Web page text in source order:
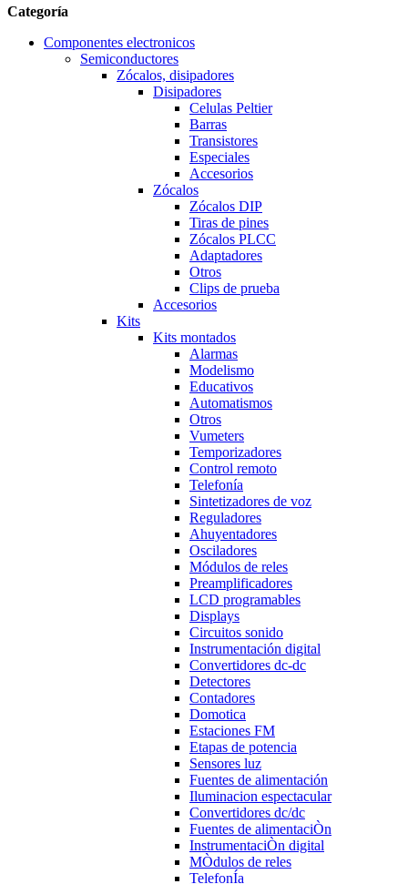
Categoría
Componentes electronicos
Semiconductores
Zócalos, disipadores
Disipadores
Celulas Peltier
Barras
Transistores
Especiales
Accesorios
Zócalos
Zócalos DIP
Tiras de pines
Zócalos PLCC
Adaptadores
Otros
Clips de prueba
Accesorios
Kits
Kits montados
Alarmas
Modelismo
Educativos
Automatismos
Otros
Vumeters
Temporizadores
Control remoto
Telefonía
Sintetizadores de voz
Reguladores
Ahuyentadores
Osciladores
Módulos de reles
Preamplificadores
LCD programables
Displays
Circuitos sonido
Instrumentación digital
Convertidores dc-dc
Detectores
Contadores
Domotica
Estaciones FM
Etapas de potencia
Sensores luz
Fuentes de alimentación
Iluminacion espectacular
Convertidores dc/dc
Fuentes de alimentaciÒn
InstrumentaciÒn digital
MÒdulos de reles
TelefonÍa